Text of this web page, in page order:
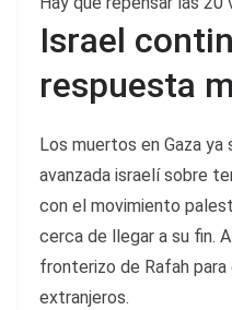
Israel
respuesta
Los muertos en Gaza
avanzada israelí sobre
con el movimiento
cerca de llegar a su fin.
fronterizo de Rafah para
extranjeros.